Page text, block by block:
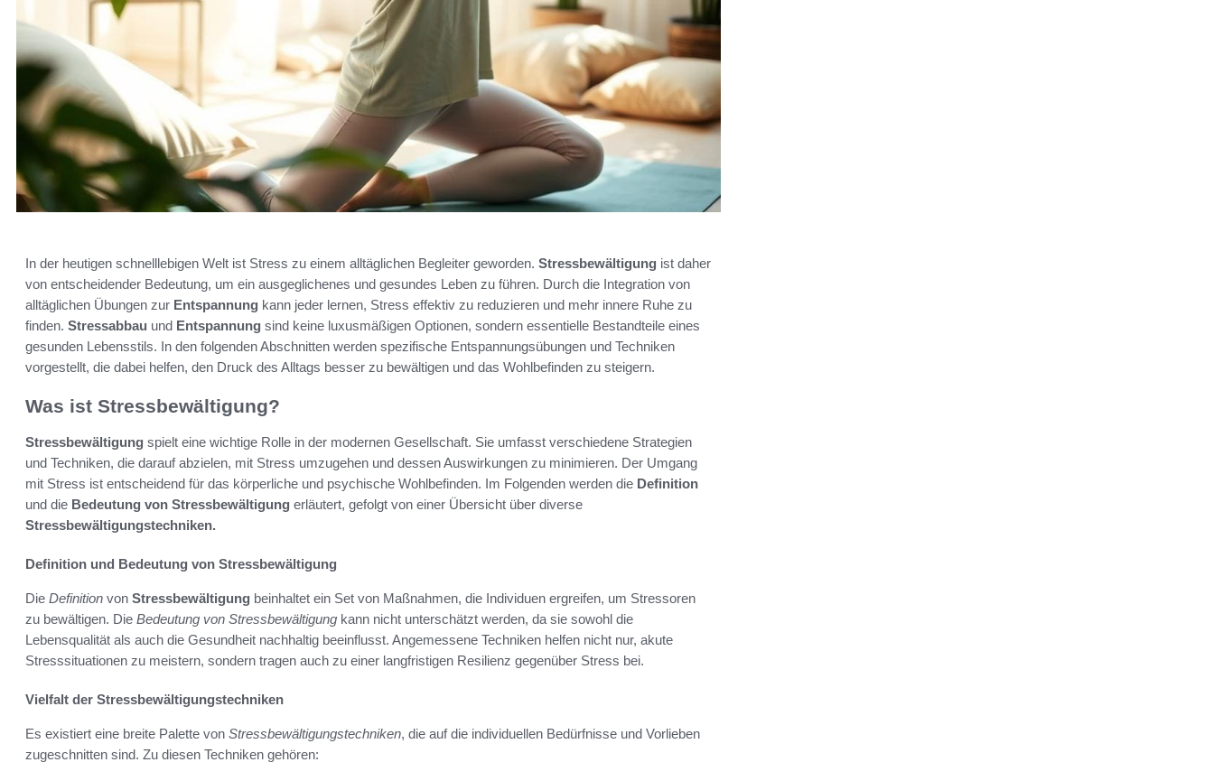
In der heutigen schnelllebigen Welt ist Stress zu einem alltäglichen Begleiter geworden. Stressbewältigung ist daher
von entscheidender Bedeutung, um ein ausgeglichenes und gesundes Leben zu führen. Durch die Integration von
alltäglichen Übungen zur Entspannung kann jeder lernen, Stress effektiv zu reduzieren und mehr innere Ruhe zu
finden. Stressabbau und Entspannung sind keine luxusmäßigen Optionen, sondern essentielle Bestandteile eines
gesunden Lebensstils. In den folgenden Abschnitten werden spezifische Entspannungsübungen und Techniken
vorgestellt, die dabei helfen, den Druck des Alltags besser zu bewältigen und das Wohlbefinden zu steigern.
Was ist Stressbewältigung?
Stressbewältigung spielt eine wichtige Rolle in der modernen Gesellschaft. Sie umfasst verschiedene Strategien
und Techniken, die darauf abzielen, mit Stress umzugehen und dessen Auswirkungen zu minimieren. Der Umgang
mit Stress ist entscheidend für das körperliche und psychische Wohlbefinden. Im Folgenden werden die Definition
und die Bedeutung von Stressbewältigung erläutert, gefolgt von einer Übersicht über diverse
Stressbewältigungstechniken.
Definition und Bedeutung von Stressbewältigung
Die Definition von Stressbewältigung beinhaltet ein Set von Maßnahmen, die Individuen ergreifen, um Stressoren
zu bewältigen. Die Bedeutung von Stressbewältigung kann nicht unterschätzt werden, da sie sowohl die
Lebensqualität als auch die Gesundheit nachhaltig beeinflusst. Angemessene Techniken helfen nicht nur, akute
Stresssituationen zu meistern, sondern tragen auch zu einer langfristigen Resilienz gegenüber Stress bei.
Vielfalt der Stressbewältigungstechniken
Es existiert eine breite Palette von Stressbewältigungstechniken, die auf die individuellen Bedürfnisse und Vorlieben
zugeschnitten sind. Zu diesen Techniken gehören: